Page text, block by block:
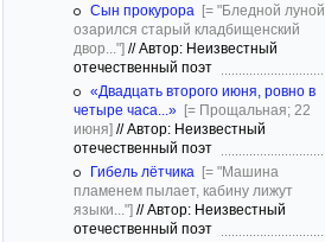
Сын прокурора [= "Бледной луной
озарился старый кладбищенский
двор..."] //Автор: Неизвестный
отечественный поэт
«Двадцать второго июня, ровно в
четыре часа...» [= Прощальная; 22
июня] //Автор: Неизвестный
отечественный поэт
Гибель лётчика [= "Машина
пламенем пылает, кабину лижут
языки..."] //Автор: Неизвестный
отечественный поэт